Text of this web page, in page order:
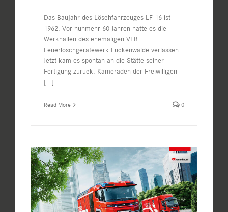
Das Baujahr des Löschfahrzeuges LF 16 ist
1962. Vor nunmehr 60 Jahren hatte es die
Werkhallen des ehemaligen VEB
Feuerlöschgerätewerk Luckenwalde verlassen.
Jetzt kam es spontan an die Stätte seiner
Fertigung zurück. Kameraden der Freiwilligen
[...]
Read More 0